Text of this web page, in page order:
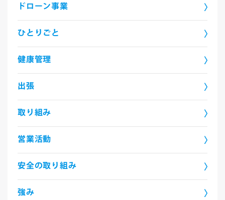
ドローン事業
ひとりごと
健康管理
出張
取り組み
営業活動
安全の取り組み
強み